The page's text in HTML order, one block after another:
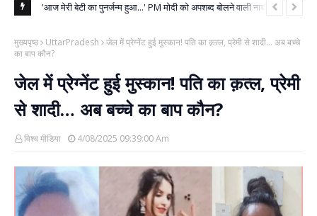
3 दिन का
'आज मेरी बेटी का पुनर्जन्म हुआ...' PM मोदी को अपशब्द बोलने वाली नाबालिग की मां
मुख्यपृष्ठ UttarPradesh
जेल में प्रेग्नेंट हुई मुस्कान! पति का क़त्ल, प्रेमी से शादी… अब बच्चे
का बाप कौन?
जेल में प्रेग्नेंट हुई मुस्कान! पति का क़त्ल, प्रेमी
से शादी… अब बच्चे का बाप कौन?
विश्व मीडिया 4/08/2025 09:39:00 Am